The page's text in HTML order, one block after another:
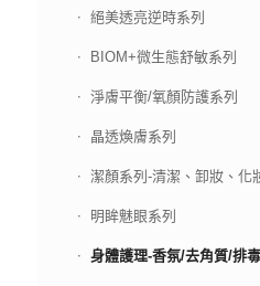
絕美透亮逆時系列
BIOM+微生態舒敏系列
淨膚平衡/氧顏防護系列
晶透煥膚系列
潔顏系列-清潔、卸妝、化
明眸魅眼系列
身體護理-香氛/去角質/排